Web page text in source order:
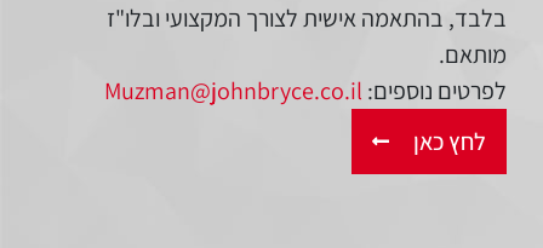
בלבד, בהתאמה אישית לצורך המקצועי ובלו"ז
מותאם.
לפרטים נוספים: Muzman@johnbryce.co.il
לחץ כאן